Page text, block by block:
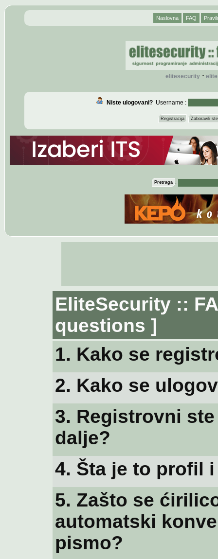
Naslovna FAQ
elitesecurity::
Niste ulogovani?Username :
Registracija Zaboravili
Pretraga :
EliteSecurity ::
questions ]
1. Kako se
2. Kako se
3. Registrovni
dalje?
4. Šta je to profil
5. Zašto se
automatski
pismo?